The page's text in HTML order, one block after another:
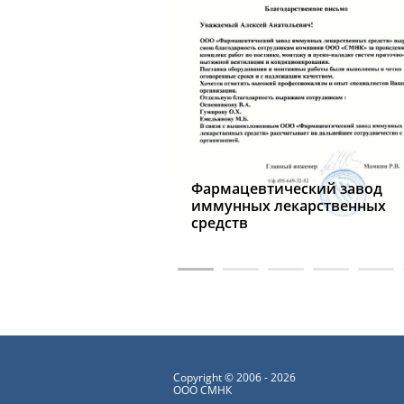
Фармацевтический завод
иммунных лекарственных
средств
Copyright © 2006 - 2026
ООО СМНК